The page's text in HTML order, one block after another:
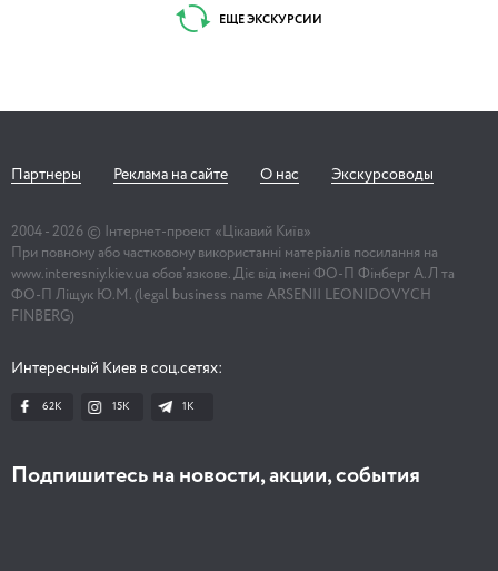
ЕЩЕ ЭКСКУРСИИ
Партнеры Реклама на сайте О нас Экскурсоводы
2004 - 2026 © Інтернет-проект «Цікавий Київ»
При повному або частковому використанні матеріалів посилання на
www.interesniy.kiev.ua обов'язкове. Діє від імені ФО-П Фінберг А.Л та
ФО-П Ліщук Ю.М. (legal business name ARSENII LEONIDOVYCH
FINBERG)
Интересный Киев в соц.сетях:
62K 15K 1К
Подпишитесь на новости, акции, события